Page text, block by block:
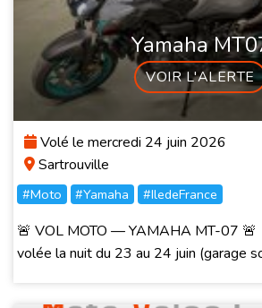
Yamaha
VOIR L'ALERTE
Volé le mercredi 24 juin 2026
Sartrouville
#Moto #Yamaha #IledeFrance
🚨 VOL MOTO — YAMAHA MT-07 🚨
volée la nuit du 23 au 24 juin (garage